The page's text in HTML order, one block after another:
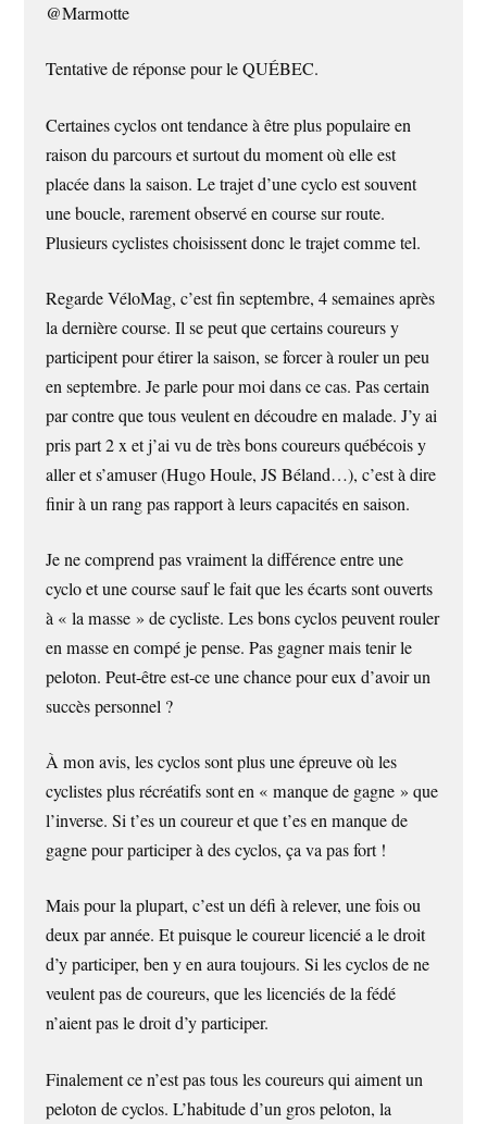
@Marmotte
Tentative de réponse pour le QUÉBEC.
Certaines cyclos ont tendance à être plus populaire en
raison du parcours et surtout du moment où elle est
placée dans la saison. Le trajet d’une cyclo est souvent
une boucle, rarement observé en course sur route.
Plusieurs cyclistes choisissent donc le trajet comme tel.
Regarde VéloMag, c’est fin septembre, 4 semaines après
la dernière course. Il se peut que certains coureurs y
participent pour étirer la saison, se forcer à rouler un peu
en septembre. Je parle pour moi dans ce cas. Pas certain
par contre que tous veulent en découdre en malade. J’y ai
pris part 2 x et j’ai vu de très bons coureurs québécois y
aller et s’amuser (Hugo Houle, JS Béland…), c’est à dire
finir à un rang pas rapport à leurs capacités en saison.
Je ne comprend pas vraiment la différence entre une
cyclo et une course sauf le fait que les écarts sont ouverts
à « la masse » de cycliste. Les bons cyclos peuvent rouler
en masse en compé je pense. Pas gagner mais tenir le
peloton. Peut-être est-ce une chance pour eux d’avoir un
succès personnel ?
À mon avis, les cyclos sont plus une épreuve où les
cyclistes plus récréatifs sont en « manque de gagne » que
l’inverse. Si t’es un coureur et que t’es en manque de
gagne pour participer à des cyclos, ça va pas fort !
Mais pour la plupart, c’est un défi à relever, une fois ou
deux par année. Et puisque le coureur licencié a le droit
d’y participer, ben y en aura toujours. Si les cyclos de ne
veulent pas de coureurs, que les licenciés de la fédé
n’aient pas le droit d’y participer.
Finalement ce n’est pas tous les coureurs qui aiment un
peloton de cyclos. L’habitude d’un gros peloton, la